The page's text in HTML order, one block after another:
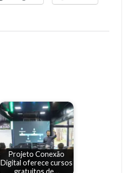
Projeto Conexão
Digital oferece cursos